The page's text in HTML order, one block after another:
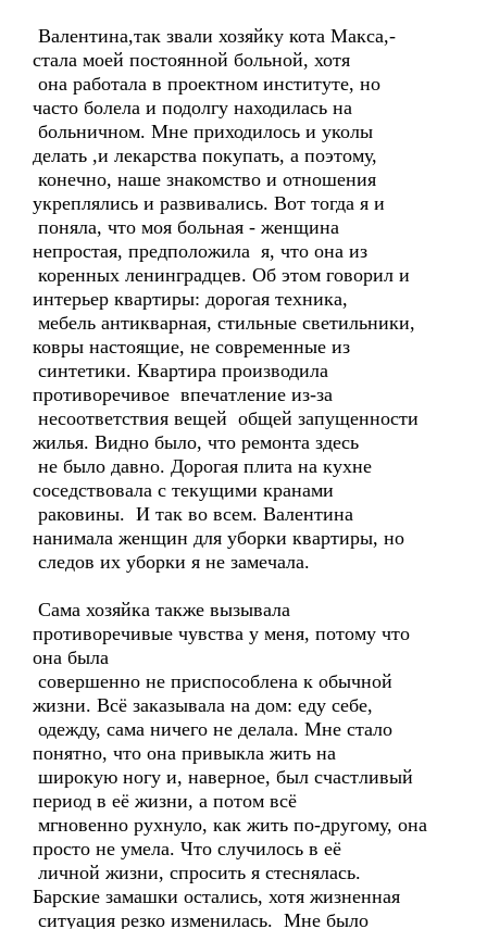
Валентина,так звали хозяйку кота Макса,-
стала моей постоянной больной, хотя
она работала в проектном институте, но
часто болела и подолгу находилась на
больничном. Мне приходилось и уколы
делать ,и лекарства покупать, а поэтому,
конечно, наше знакомство и отношения
укреплялись и развивались. Вот тогда я и
поняла, что моя больная - женщина
непростая, предположила я, что она из
коренных ленинградцев. Об этом говорил и
интерьер квартиры: дорогая техника,
мебель антикварная, стильные светильники,
ковры настоящие, не современные из
синтетики. Квартира производила
противоречивое впечатление из-за
несоответствия вещей общей запущенности
жилья. Видно было, что ремонта здесь
не было давно. Дорогая плита на кухне
соседствовала с текущими кранами
раковины. И так во всем. Валентина
нанимала женщин для уборки квартиры, но
следов их уборки я не замечала.
Сама хозяйка также вызывала
противоречивые чувства у меня, потому что
она была
совершенно не приспособлена к обычной
жизни. Всё заказывала на дом: еду себе,
одежду, сама ничего не делала. Мне стало
понятно, что она привыкла жить на
широкую ногу и, наверное, был счастливый
период в её жизни, а потом всё
мгновенно рухнуло, как жить по-другому, она
просто не умела. Что случилось в её
личной жизни, спросить я стеснялась.
Барские замашки остались, хотя жизненная
ситуация резко изменилась. Мне было